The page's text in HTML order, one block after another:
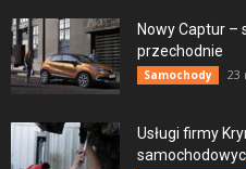
Nowy Captur –
przechodnie
Samochody 23
Usługi firmy